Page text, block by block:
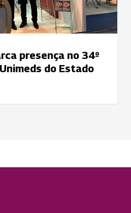
presença no 34º
do Estado